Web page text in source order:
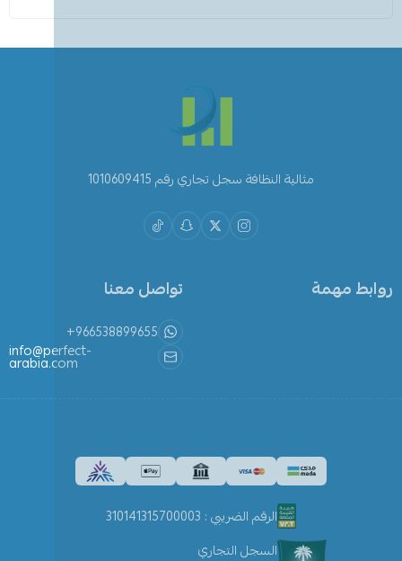
مثالية النظافة سجل تجاري رقم 1010609415
روابط مهمة تواصل معنا
+966538899655
info@perfect-
arabia.com
السجل التجاري
الرقم الضريبي : 310141315700003